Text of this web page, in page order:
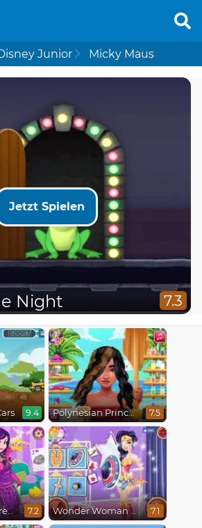
Junior Micky Maus
Jetzt Spielen
Night 7.3
9.4 Polynesian Princess Real Haircuts 7.5
Descendants Trendsetters 7.2 Wonder Woman Fashion Event 7.1